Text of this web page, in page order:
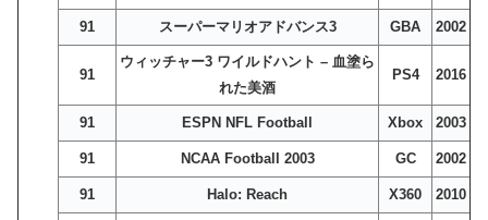
91 スーパーマリオアドバンス3 GBA 2002
91
ウィッチャー3 ワイルドハント – 血塗ら
れた美酒
PS4 2016
91 ESPN NFL Football Xbox 2003
91 NCAA Football 2003 GC 2002
91 Halo: Reach X360 2010